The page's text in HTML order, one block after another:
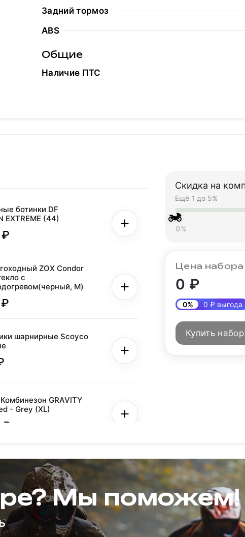
Задний тормоз
ABS
Общие
Наличие ПТС
ботинки DF
EXTREME (44)
₽
ZOX Condor
с
M)
шарнирные Scoyco
GRAVITY
- Grey (XL)
₽
HIZER AT-3500 (XL)
(панцирь) эндуро
Скидка на
Ещё 1 до 5%
🏍
0%
Цена набора
0 ₽
0% 0 ₽ выгода
Купить набор
Мы поможем!